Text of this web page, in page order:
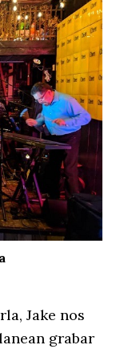
Jake nos
grabar